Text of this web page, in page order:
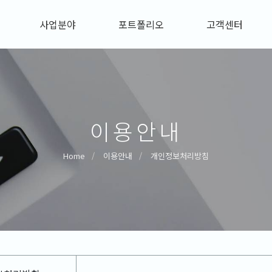
사업분야 포트폴리오 고객센터
이용안내
Home 이용안내 개인정보처리방침